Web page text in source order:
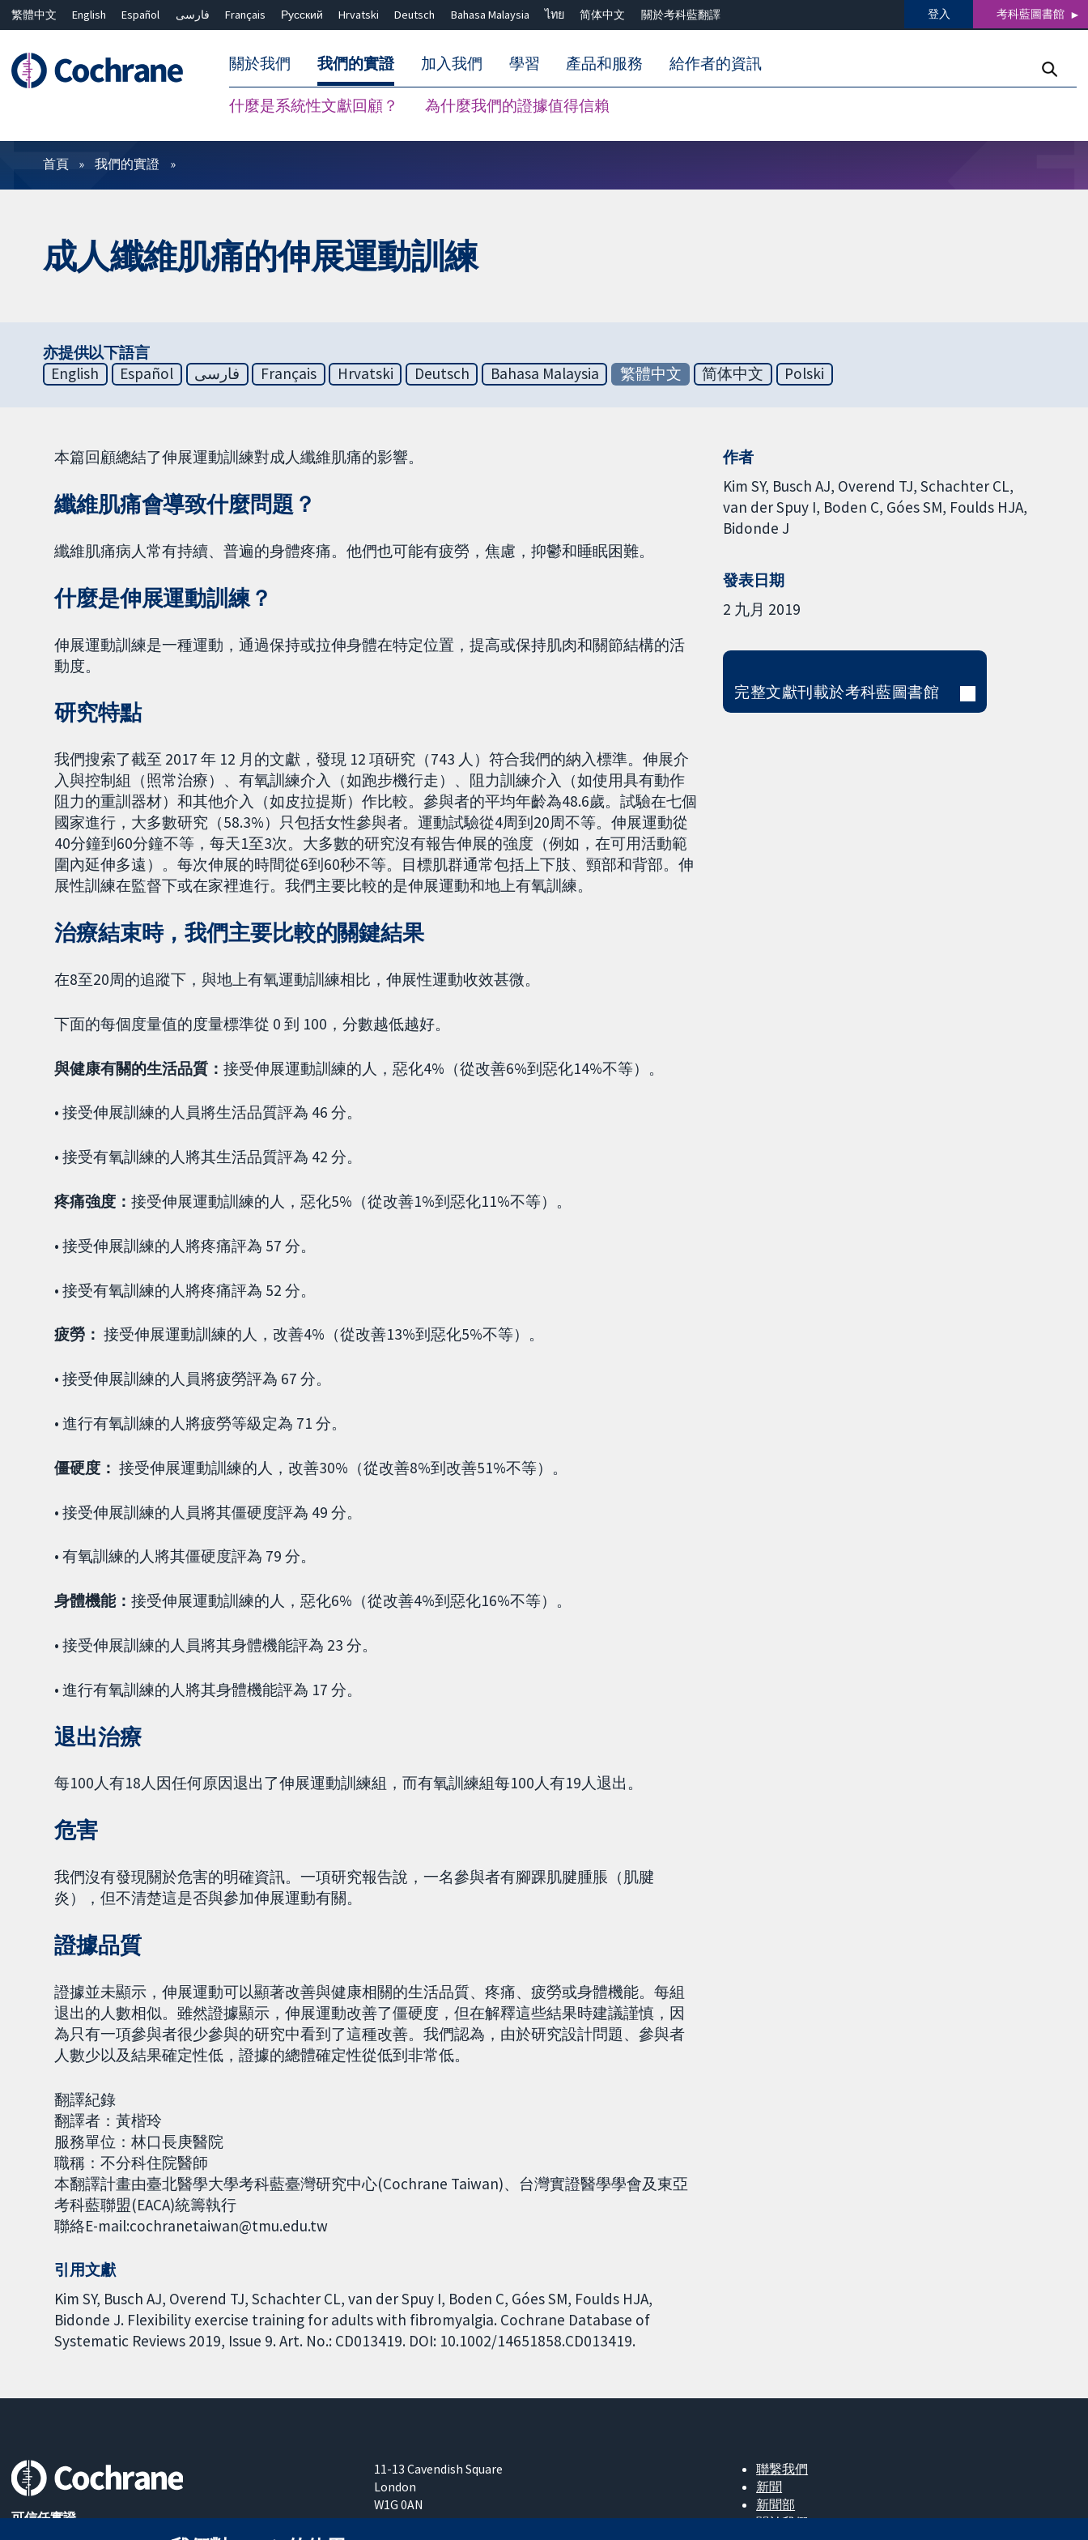
繁體中文 English Español فارسی Français Русский Hrvatski Deutsch Bahasa Malaysia ไทย 简体中文 關於考科藍翻譯 登入 考科藍圖書館
關於我們 我們的實證
什麼是系統性文獻回顧？ 為什麼我們的證據值得信賴
加入我們 學習 產品和服務 給作者的資訊
篩選條件
首頁 我們的實證
成人纖維肌痛的伸展運動訓練
亦提供以下語言
English
Español فارسی Français Hrvatski Deutsch Bahasa Malaysia 繁體中文 简体中文 Polski
本篇回顧總結了伸展運動訓練對成人纖維肌痛的影響。
纖維肌痛會導致什麼問題？
纖維肌痛病人常有持續、普遍的身體疼痛。他們也可能有疲勞，焦慮，抑鬱和睡眠困難。
什麼是伸展運動訓練？
伸展運動訓練是一種運動，通過保持或拉伸身體在特定位置，提高或保持肌肉和關節結構的活
動度。
研究特點
我們搜索了截至 2017 年 12 月的文獻，發現 12 項研究（743 人）符合我們的納入標準。伸展介
入與控制組（照常治療）、有氧訓練介入（如跑步機行走）、阻力訓練介入（如使用具有動作
阻力的重訓器材）和其他介入（如皮拉提斯）作比較。參與者的平均年齡為48.6歲。試驗在七個
國家進行，大多數研究（58.3%）只包括女性參與者。運動試驗從4周到20周不等。伸展運動從
40分鐘到60分鐘不等，每天1至3次。大多數的研究沒有報告伸展的強度（例如，在可用活動範
圍內延伸多遠）。每次伸展的時間從6到60秒不等。目標肌群通常包括上下肢、頸部和背部。伸
展性訓練在監督下或在家裡進行。我們主要比較的是伸展運動和地上有氧訓練。
治療結束時，我們主要比較的關鍵結果
在8至20周的追蹤下，與地上有氧運動訓練相比，伸展性運動收效甚微。
下面的每個度量值的度量標準從 0 到 100，分數越低越好。
與健康有關的生活品質：接受伸展運動訓練的人，惡化4%（從改善6%到惡化14%不等）。
• 接受伸展訓練的人員將生活品質評為 46 分。
• 接受有氧訓練的人將其生活品質評為 42 分。
疼痛強度：接受伸展運動訓練的人，惡化5%（從改善1%到惡化11%不等）。
• 接受伸展訓練的人將疼痛評為 57 分。
• 接受有氧訓練的人將疼痛評為 52 分。
疲勞： 接受伸展運動訓練的人，改善4%（從改善13%到惡化5%不等）。
• 接受伸展訓練的人員將疲勞評為 67 分。
• 進行有氧訓練的人將疲勞等級定為 71 分。
僵硬度： 接受伸展運動訓練的人，改善30%（從改善8%到改善51%不等）。
• 接受伸展訓練的人員將其僵硬度評為 49 分。
• 有氧訓練的人將其僵硬度評為 79 分。
身體機能：接受伸展運動訓練的人，惡化6%（從改善4%到惡化16%不等）。
• 接受伸展訓練的人員將其身體機能評為 23 分。
• 進行有氧訓練的人將其身體機能評為 17 分。
退出治療
每100人有18人因任何原因退出了伸展運動訓練組，而有氧訓練組每100人有19人退出。
危害
我們沒有發現關於危害的明確資訊。一項研究報告說，一名參與者有腳踝肌腱腫脹（肌腱
炎），但不清楚這是否與參加伸展運動有關。
證據品質
證據並未顯示，伸展運動可以顯著改善與健康相關的生活品質、疼痛、疲勞或身體機能。每組
退出的人數相似。雖然證據顯示，伸展運動改善了僵硬度，但在解釋這些結果時建議謹慎，因
為只有一項參與者很少參與的研究中看到了這種改善。我們認為，由於研究設計問題、參與者
人數少以及結果確定性低，證據的總體確定性從低到非常低。
翻譯紀錄
翻譯者：黃楷玲
服務單位：林口長庚醫院
職稱：不分科住院醫師
本翻譯計畫由臺北醫學大學考科藍臺灣研究中心(Cochrane Taiwan)、台灣實證醫學學會及東亞
考科藍聯盟(EACA)統籌執行
聯絡E-mail:cochranetaiwan@tmu.edu.tw
引用文獻
Kim SY, Busch AJ, Overend TJ, Schachter CL, van der Spuy I, Boden C, Góes SM, Foulds HJA,
Bidonde J. Flexibility exercise training for adults with fibromyalgia. Cochrane Database of
Systematic Reviews 2019, Issue 9. Art. No.: CD013419. DOI: 10.1002/14651858.CD013419.
作者
Kim SY Busch AJ Overend TJ Schachter CL
van der Spuy I Boden C Góes SM Foulds HJA
Bidonde J
發表日期
2 九月 2019
完整文獻刊載於考科藍圖書館
可信任實證
11-13 Cavendish Square
London
W1G 0AN
United Kingdom
聯繫我們
新聞
新聞部
關於我們